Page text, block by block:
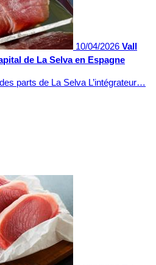
10/04/2026 Vall
de La Selva en Espagne
parts de La Selva L’intégrateur…